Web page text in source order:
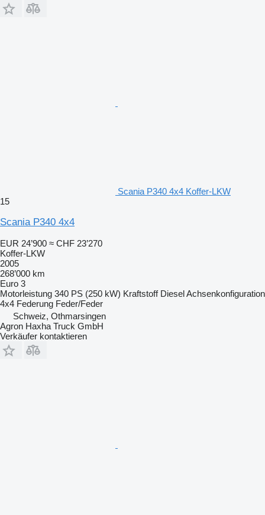
Scania P340 4x4 Koffer-LKW
15
Scania P340 4x4
EUR 24’900 ≈ CHF 23’270
Koffer-LKW
2005
268’000 km
Euro 3
Motorleistung 340 PS (250 kW) Kraftstoff DieselAchsenkonfiguration
4x4 Federung Feder/Feder
Schweiz, Othmarsingen
Agron Haxha Truck GmbH
Verkäufer kontaktieren